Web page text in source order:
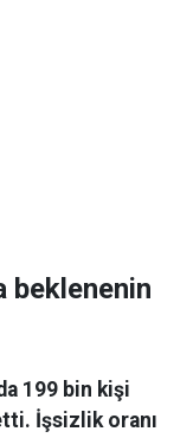
beklenenin
199 bin kişi
İşsizlik oranı